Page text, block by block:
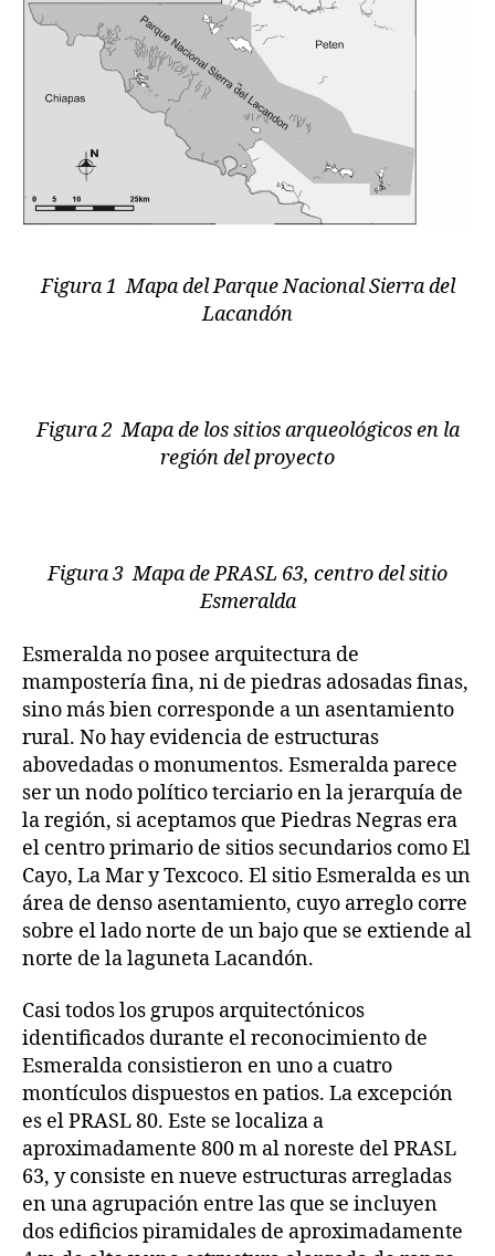
Figura 1 Mapa del Parque Nacional Sierra del
Lacandón
Figura 2 Mapa de los sitios arqueológicos en la
región del proyecto
Figura 3 Mapa de PRASL 63, centro del sitio
Esmeralda
Esmeralda no posee arquitectura de
mampostería fina, ni de piedras adosadas finas,
sino más bien corresponde a un asentamiento
rural. No hay evidencia de estructuras
abovedadas o monumentos. Esmeralda parece
ser un nodo político terciario en la jerarquía de
la región, si aceptamos que Piedras Negras era
el centro primario de sitios secundarios como El
Cayo, La Mar y Texcoco. El sitio Esmeralda es un
área de denso asentamiento, cuyo arreglo corre
sobre el lado norte de un bajo que se extiende al
norte de la laguneta Lacandón.
Casi todos los grupos arquitectónicos
identificados durante el reconocimiento de
Esmeralda consistieron en uno a cuatro
montículos dispuestos en patios. La excepción
es el PRASL 80. Este se localiza a
aproximadamente 800 m al noreste del PRASL
63, y consiste en nueve estructuras arregladas
en una agrupación entre las que se incluyen
dos edificios piramidales de aproximadamente